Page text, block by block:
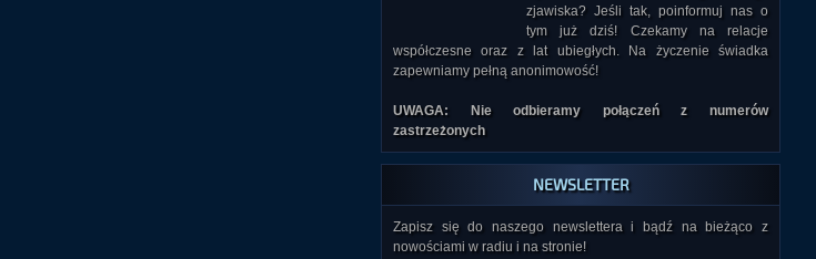
zjawiska? Jeśli tak, poinformuj nas o
tym już dziś! Czekamy na relacje
współczesne oraz z lat ubiegłych. Na życzenie świadka
zapewniamy pełną anonimowość!
UWAGA: Nie odbieramy połączeń z numerów
zastrzeżonych
NEWSLETTER
Zapisz się do naszego newslettera i bądź na bieżąco z
nowościami w radiu i na stronie!